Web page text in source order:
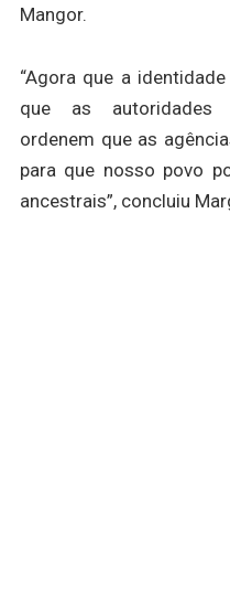
Mangor.
“Agora que a
que as autoridades
ordenem que as
para que nosso povo
ancestrais”, concluiu